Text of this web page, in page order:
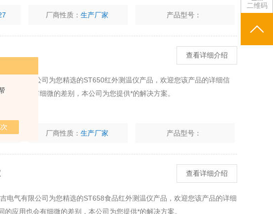
厂商性质：生产厂家 产品型号：
查看详细介绍
电气有限公司为您精选的ST650红外测温仪产品，欢迎您该产品的详细信
应用也会有细微的差别，本公司为您提供*的解决方案。
厂商性质：生产厂家 产品型号：
查看详细介绍
电气有限公司为您精选的ST658食品红外测温仪产品，欢迎您该产品的详细
的应用也会有细微的差别，本公司为您提供*的解决方案。
二维码